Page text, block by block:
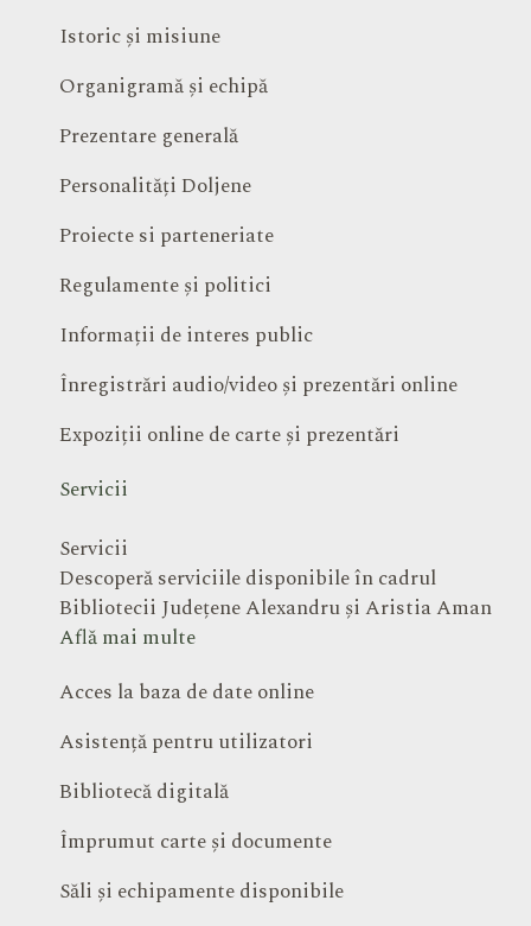
Istoric și misiune
Organigramă și echipă
Prezentare generală
Personalități Doljene
Proiecte si parteneriate
Regulamente și politici
Informații de interes public
Înregistrări audio/video și prezentări online
Expoziții online de carte și prezentări
Servicii
Servicii
Descoperă serviciile disponibile în cadrul
Bibliotecii Județene Alexandru și Aristia Aman
Află mai multe
Acces la baza de date online
Asistență pentru utilizatori
Bibliotecă digitală
Împrumut carte și documente
Săli și echipamente disponibile